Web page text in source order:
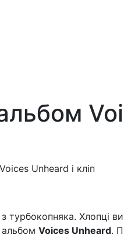
з турбокопняка. Хлопці
альбом Voices Unheard.